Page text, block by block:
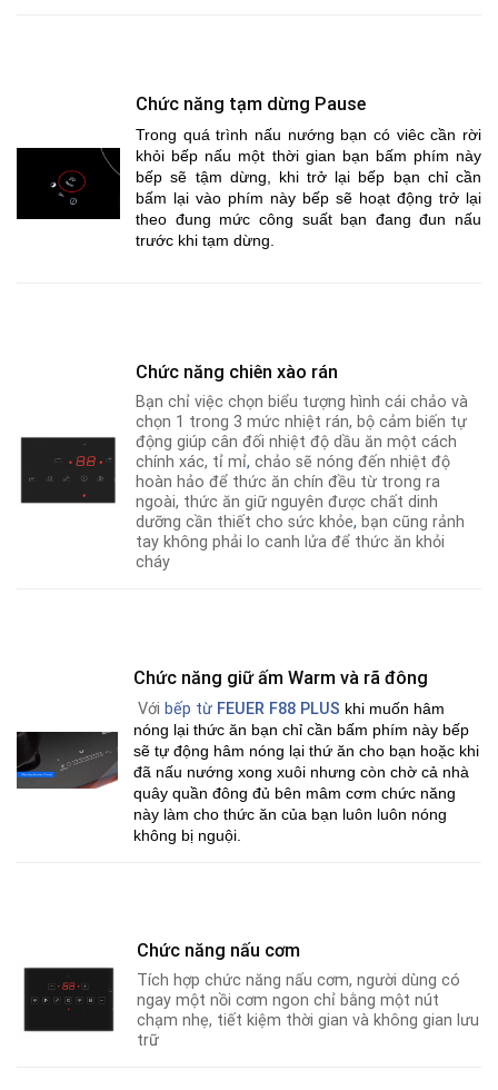
Chức năng tạm dừng Pause
Trong quá trình nấu nướng bạn có viêc cần rời
khỏi bếp nấu một thời gian bạn bấm phím này
bếp sẽ tậm dừng, khi trở lại bếp bạn chỉ cần
bấm lại vào phím này bếp sẽ hoạt động trở lại
theo đung mức công suất bạn đang đun nấu
trước khi tạm dừng.
Chức năng chiên xào rán
Bạn chỉ việc chọn biểu tượng hình cái chảo và
chọn 1 trong 3 mức nhiệt rán, bộ cảm biến tự
động giúp cân đối nhiệt độ dầu ăn một cách
chính xác, tỉ mỉ, chảo sẽ nóng đến nhiệt độ
hoàn hảo để thức ăn chín đều từ trong ra
ngoài, thức ăn giữ nguyên được chất dinh
dưỡng cần thiết cho sức khỏe, bạn cũng rảnh
tay không phải lo canh lửa để thức ăn khỏi
cháy
Chức năng giữ ấm Warm và rã đông
Với bếp từ FEUER F88 PLUS khi muốn hâm
nóng lại thức ăn bạn chỉ cần bấm phím này bếp
sẽ tự động hâm nóng lại thứ ăn cho bạn hoặc khi
đã nấu nướng xong xuôi nhưng còn chờ cả nhà
quây quần đông đủ bên mâm cơm chức năng
này làm cho thức ăn của bạn luôn luôn nóng
không bị nguội.
Chức năng nấu cơm
Tích hợp chức năng nấu cơm, người dùng có
ngay một nồi cơm ngon chỉ bằng một nút
chạm nhẹ, tiết kiệm thời gian và không gian lưu
trữ